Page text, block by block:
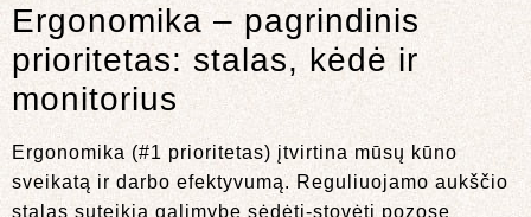
Ergonomika – pagrindinis
prioritetas: stalas, kėdė ir
monitorius
Ergonomika (#1 prioritetas) įtvirtina mūsų kūno
sveikatą ir darbo efektyvumą. Reguliuojamo aukščio
stalas suteikia galimybę sėdėti-stovėti pozose